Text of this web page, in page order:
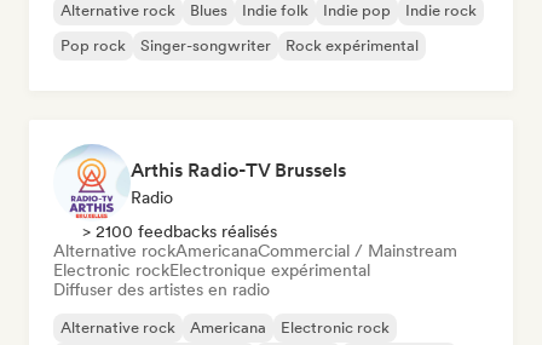
Alternative rock Blues Indie folk Indie pop
Indie rock
Pop rock
Singer-songwriter Rock expérimental
Arthis Radio-TV Brussels
Radio
> 2100 feedbacks réalisés
Alternative rockAmericanaCommercial / Mainstream
Electronic rockElectronique expérimental
Diffuser des artistes en radio
Alternative rock Americana Electronic rock